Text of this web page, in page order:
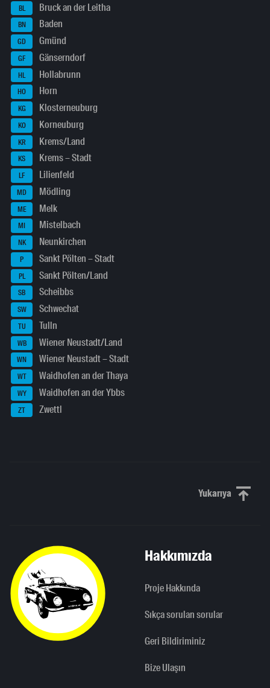
BL Bruck an der Leitha
BN Baden
GD Gmünd
GF Gänserndorf
HL Hollabrunn
HO Horn
KG Klosterneuburg
KO Korneuburg
KR Krems/Land
KS Krems – Stadt
LF Lilienfeld
MD Mödling
ME Melk
MI Mistelbach
NK Neunkirchen
P Sankt Pölten – Stadt
PL Sankt Pölten/Land
SB Scheibbs
SW Schwechat
TU Tulln
WB Wiener Neustadt/Land
WN Wiener Neustadt – Stadt
WT Waidhofen an der Thaya
WY Waidhofen an der Ybbs
ZT Zwettl
YukarıyaYukarı
Hakkımızda
Proje Hakkında
Sıkça sorulan sorular
Geri Bildiriminiz
Bize Ulaşın